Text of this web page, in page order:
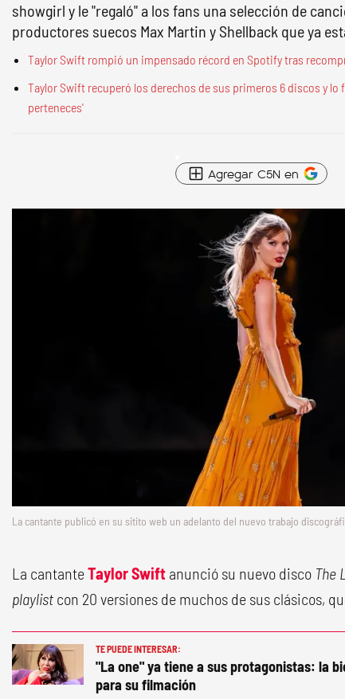
showgirl y le "regaló" a los fans una selección de
productores suecos Max Martin y Shellback que ya
Taylor Swift rompió un impensado récord en Spotify tras
Taylor Swift recuperó los derechos de sus primeros 6 discos y
perteneces'
Agregar C5N en
La cantante publicó en su sitito web un adelanto del nuevo trabajo
La cantanteTaylor Swift anunció su nuevo disco The
playlist con 20 versiones de muchos de sus clásicos,
TE PUEDE INTERESAR:
"La one" ya tiene a sus protagonistas: la
para su filmación